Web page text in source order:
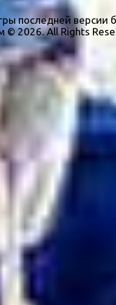
последней версии
© 2026. All Rights